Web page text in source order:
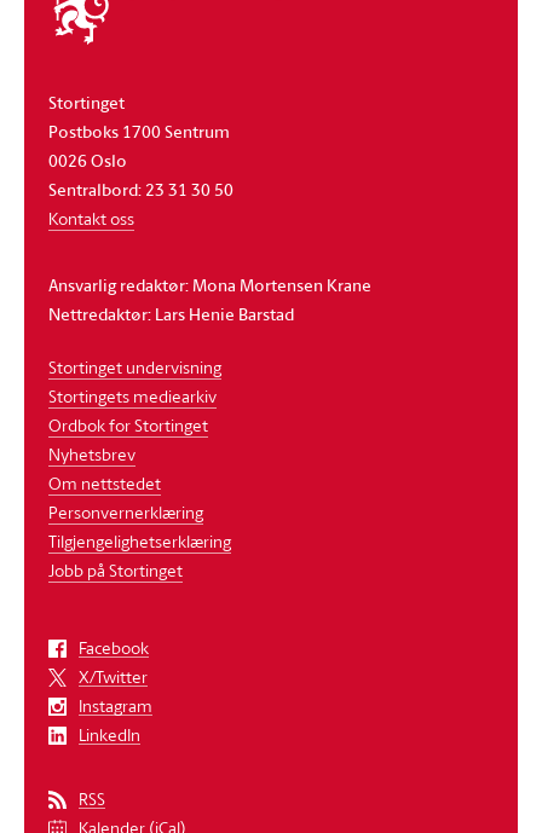
stortinget
Stortinget
Postboks 1700 Sentrum
0026 Oslo
Sentralbord: 23 31 30 50
Kontakt oss
Ansvarlig redaktør: Mona Mortensen Krane
Nettredaktør: Lars Henie Barstad
Stortinget undervisning
Stortingets mediearkiv
Ordbok for Stortinget
Nyhetsbrev
Om nettstedet
Personvernerklæring
Tilgjengelighetserklæring
Jobb på Stortinget
Facebook
X/Twitter
Instagram
LinkedIn
RSS
Kalender (iCal)